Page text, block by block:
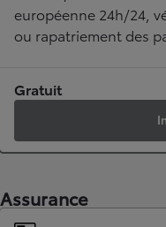
européenne 24h/24,
ou rapatriement des
Gratuit
Assurance